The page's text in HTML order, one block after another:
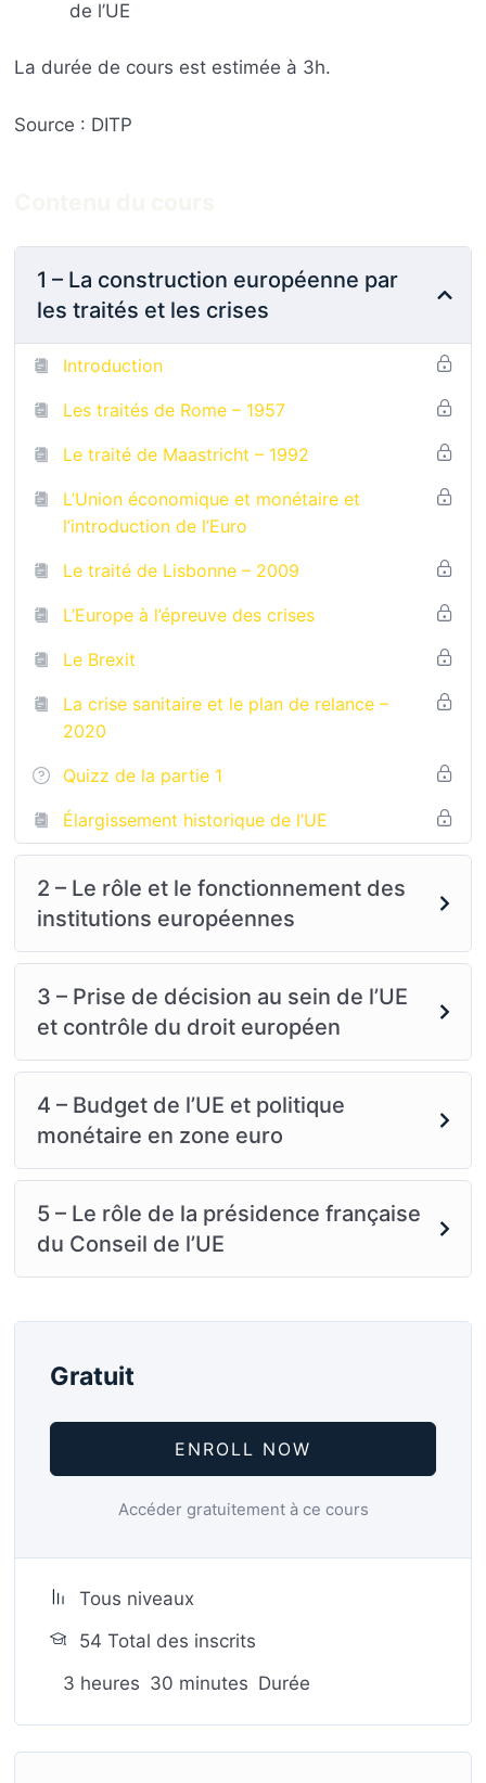
de l’UE
La durée de cours est estimée à 3h.
Source : DITP
1 – La construction européenne par
les traités et les crises
Introduction
Les traités de Rome – 1957
Le traité de Maastricht – 1992
L’Union économique et monétaire et
l’introduction de l’Euro
Le traité de Lisbonne – 2009
L’Europe à l’épreuve des crises
Le Brexit
La crise sanitaire et le plan de relance –
2020
Quizz de la partie 1
Élargissement historique de l’UE
2 – Le rôle et le fonctionnement des
institutions européennes
3 – Prise de décision au sein de l’UE
et contrôle du droit européen
4 – Budget de l’UE et politique
monétaire en zone euro
5 – Le rôle de la présidence française
du Conseil de l’UE
Gratuit
ENROLL NOW
Accéder gratuitement à ce cours
Tous niveaux
54 Total des inscrits
3 heures 30 minutes Durée